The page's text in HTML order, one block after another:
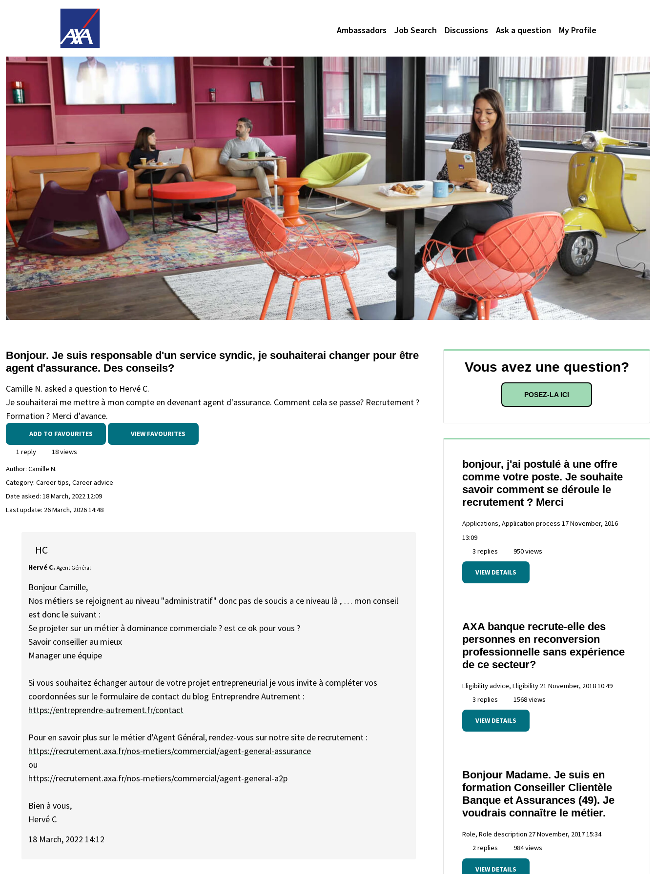
Ambassadors Job Search Discussions Ask a question My Profile
Bonjour. Je suis responsable d'un service syndic, je souhaiterai changer pour être
agent d'assurance. Des conseils?
Camille N. asked a question to Hervé C.
Je souhaiterai me mettre à mon compte en devenant agent d'assurance. Comment cela se passe? Recrutement ?
Formation ? Merci d'avance.
ADD TO FAVOURITES VIEW FAVOURITES
1 reply
18 views
Author: Camille N.
Category: Career tips, Career advice
Date asked: 18 March, 2022 12:09
Last update: 26 March, 2026 14:48
HC
Hervé C. Agent Général
Bonjour Camille,
Nos métiers se rejoignent au niveau "administratif" donc pas de soucis a ce niveau là , … mon conseil
est donc le suivant :
Se projeter sur un métier à dominance commerciale ? est ce ok pour vous ?
Savoir conseiller au mieux
Manager une équipe
Si vous souhaitez échanger autour de votre projet entrepreneurial je vous invite à compléter vos
coordonnées sur le formulaire de contact du blog Entreprendre Autrement :
https://entreprendre-autrement.fr/contact
Pour en savoir plus sur le métier d'Agent Général, rendez-vous sur notre site de recrutement :
https://recrutement.axa.fr/nos-metiers/commercial/agent-general-assurance
ou
https://recrutement.axa.fr/nos-metiers/commercial/agent-general-a2p
Bien à vous,
Hervé C
18 March, 2022 14:12
Vous avez une question?
POSEZ-LA ICI
bonjour, j'ai postulé à une offre
comme votre poste. Je souhaite
savoir comment se déroule le
recrutement ? Merci
Applications, Application process 17 November, 2016
13:09
3 replies
950 views
VIEW DETAILS
AXA banque recrute-elle des
personnes en reconversion
professionnelle sans expérience
de ce secteur?
Eligibility advice, Eligibility 21 November, 2018 10:49
3 replies
1568 views
VIEW DETAILS
Bonjour Madame. Je suis en
formation Conseiller Clientèle
Banque et Assurances (49). Je
voudrais connaître le métier.
Role, Role description 27 November, 2017 15:34
2 replies
984 views
VIEW DETAILS